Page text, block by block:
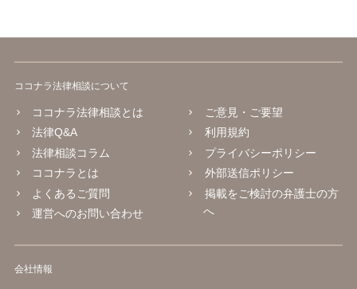
ココナラ法律相談について
ココナラ法律相談とは
法律Q&A
法律相談コラム
ココナラとは
よくあるご質問
運営へのお問い合わせ
ご意見・ご要望
利用規約
プライバシーポリシー
外部送信ポリシー
掲載をご検討の弁護士の方
へ
会社情報